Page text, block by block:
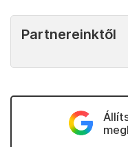
Partnereinktől